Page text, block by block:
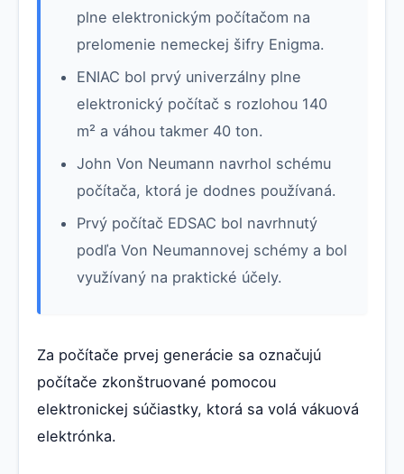
plne elektronickým počítačom na
prelomenie nemeckej šifry Enigma.
ENIAC bol prvý univerzálny plne
elektronický počítač s rozlohou 140
m² a váhou takmer 40 ton.
John Von Neumann navrhol schému
počítača, ktorá je dodnes používaná.
Prvý počítač EDSAC bol navrhnutý
podľa Von Neumannovej schémy a bol
využívaný na praktické účely.
Za počítače prvej generácie sa označujú
počítače zkonštruované pomocou
elektronickej súčiastky, ktorá sa volá vákuová
elektrónka.